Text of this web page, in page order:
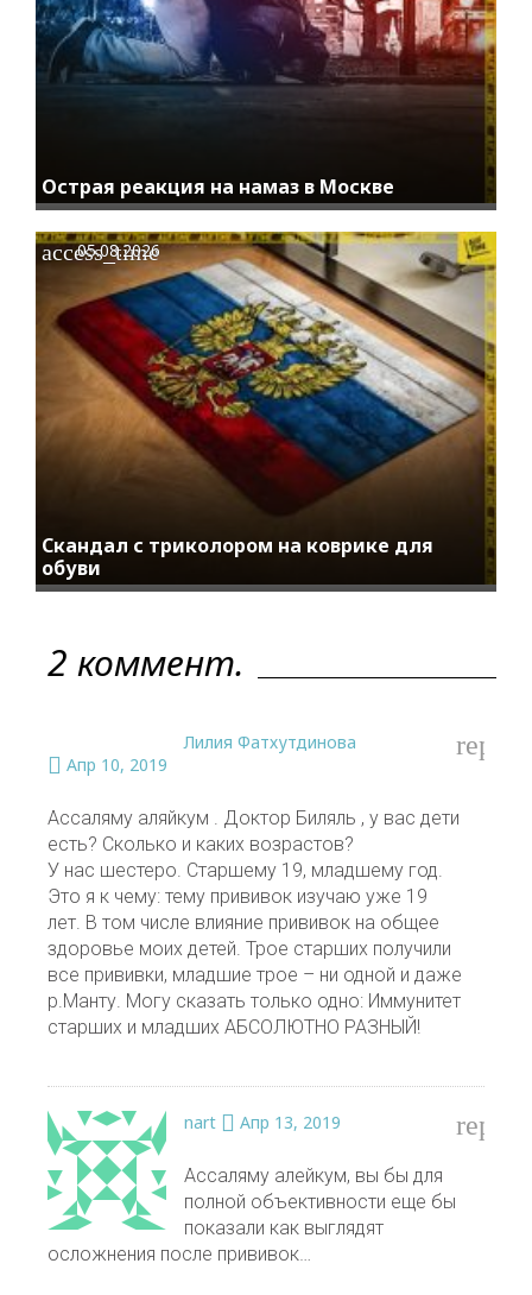
Острая реакция на намаз в Москве
Скандал с триколором на коврике для
обуви
access_time
05.08.2026
2 коммент.
Лилия Фатхутдинова
Апр 10, 2019
Ассаляму аляйкум . Доктор Биляль , у вас дети
есть? Сколько и каких возрастов?
У нас шестеро. Старшему 19, младшему год.
Это я к чему: тему прививок изучаю уже 19
лет. В том числе влияние прививок на общее
здоровье моих детей. Трое старших получили
все прививки, младшие трое – ни одной и даже
р.Манту. Могу сказать только одно: Иммунитет
старших и младших АБСОЛЮТНО РАЗНЫЙ!
reply
nart Апр 13, 2019
Ассаляму алейкум, вы бы для
полной объективности еще бы
показали как выглядят
осложнения после прививок…
reply